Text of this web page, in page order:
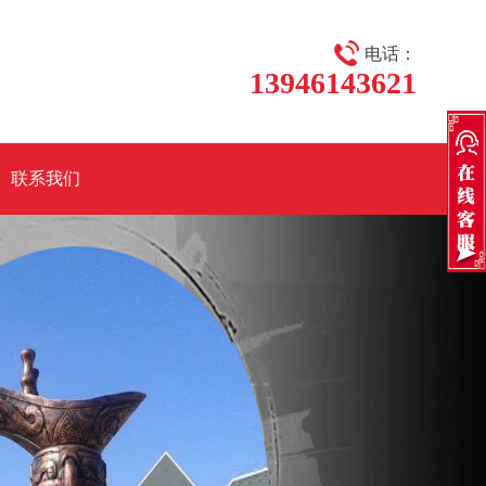
电话：
13946143621
联系我们